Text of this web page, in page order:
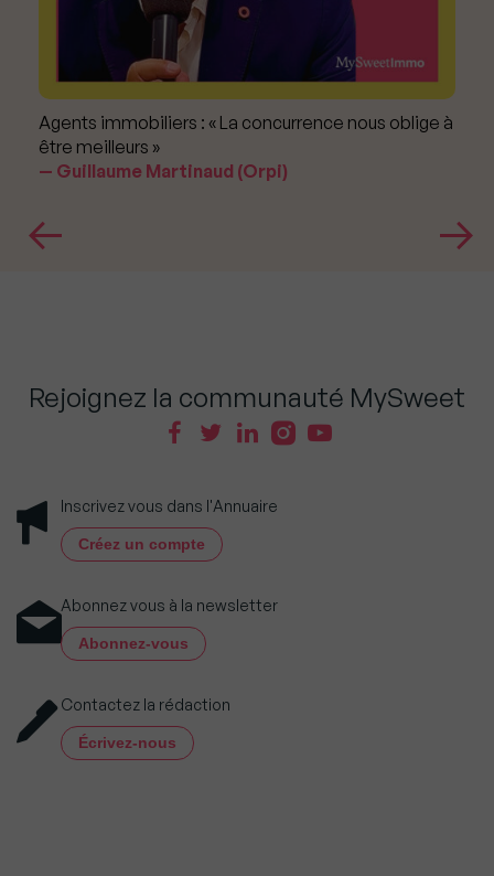
Agents immobiliers : « La concurrence nous oblige à
être meilleurs »
Guillaume Martinaud (Orpi)
Rejoignez la communauté MySweet
Inscrivez vous dans l'Annuaire
Créez un compte
Abonnez vous à la newsletter
Abonnez-vous
Contactez la rédaction
Écrivez-nous